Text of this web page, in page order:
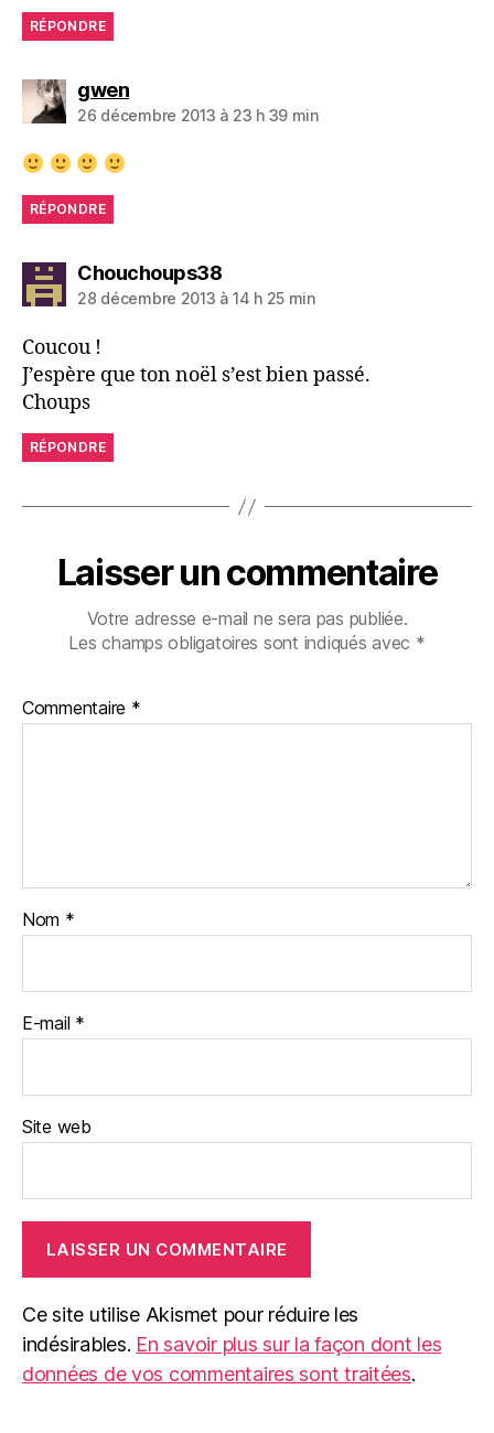
RÉPONDRE
gwendit :
26 décembre 2013 à 23 h 39 min
RÉPONDRE
Chouchoups38dit :
28 décembre 2013 à 14 h 25 min
Coucou !
J’espère que ton noël s’est bien passé.
Choups
RÉPONDRE
Laisser un commentaire
Votre adresse e-mail ne sera pas publiée.
Les champs obligatoires sont indiqués avec *
Commentaire *
Nom *
E-mail *
Site web
Ce site utilise Akismet pour réduire les
indésirables. En savoir plus sur la façon dont les
données de vos commentaires sont traitées.